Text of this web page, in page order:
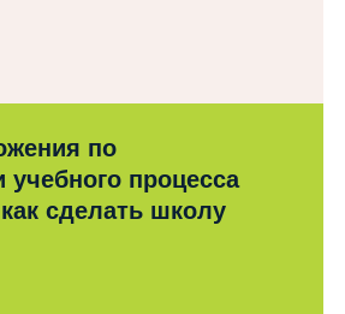
по
учебного процесса
сделать школу